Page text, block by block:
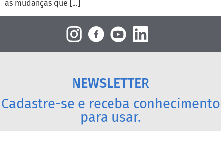
as mudanças que […]
NEWSLETTER
Cadastre-se e receba conhecimento
para usar.